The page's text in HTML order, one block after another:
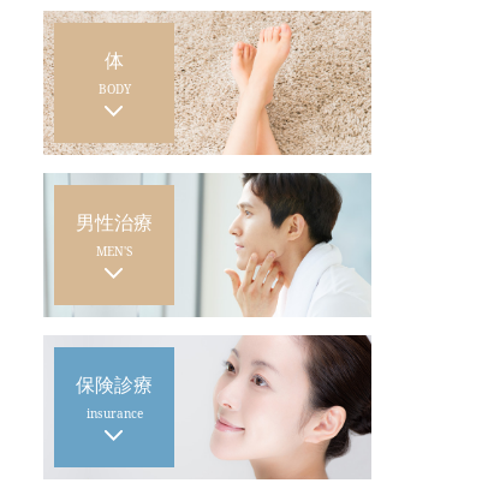
体
BODY
男性治療
MEN'S
保険診療
insurance